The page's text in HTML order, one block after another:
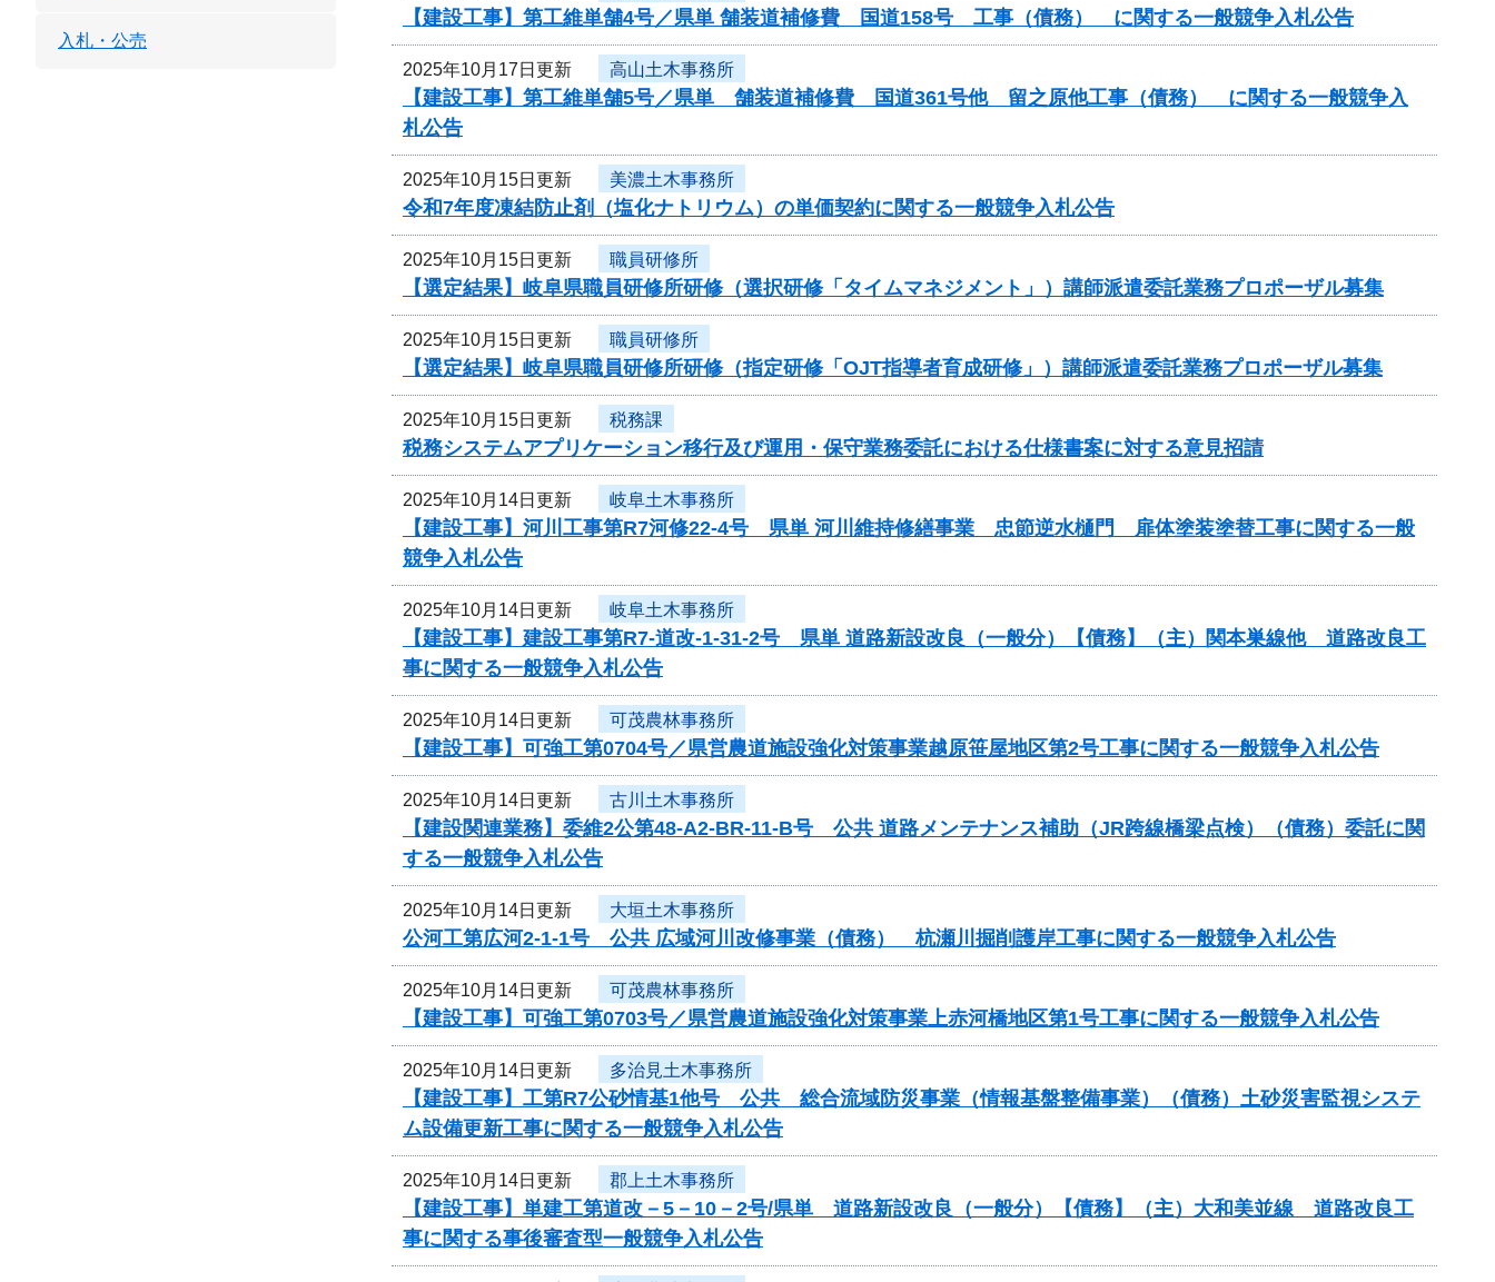
【建設工事】第工維単舗4号／県単 舗装道補修費 国道158号 工事（債務） に関する一般競争入札公告
2025年10月17日更新 高山土木事務所
【建設工事】第工維単舗5号／県単 舗装道補修費 国道361号他 留之原他工事（債務） に関する一般競争入
札公告
2025年10月15日更新 美濃土木事務所
令和7年度凍結防止剤（塩化ナトリウム）の単価契約に関する一般競争入札公告
2025年10月15日更新 職員研修所
【選定結果】岐阜県職員研修所研修（選択研修「タイムマネジメント」）講師派遣委託業務プロポーザル募集
2025年10月15日更新 職員研修所
【選定結果】岐阜県職員研修所研修（指定研修「OJT指導者育成研修」）講師派遣委託業務プロポーザル募集
2025年10月15日更新 税務課
税務システムアプリケーション移行及び運用・保守業務委託における仕様書案に対する意見招請
2025年10月14日更新 岐阜土木事務所
【建設工事】河川工事第R7河修22-4号 県単 河川維持修繕事業 忠節逆水樋門 扉体塗装塗替工事に関する一般
競争入札公告
2025年10月14日更新 岐阜土木事務所
【建設工事】建設工事第R7-道改-1-31-2号 県単 道路新設改良（一般分）【債務】（主）関本巣線他 道路改良工
事に関する一般競争入札公告
2025年10月14日更新 可茂農林事務所
【建設工事】可強工第0704号／県営農道施設強化対策事業越原笹屋地区第2号工事に関する一般競争入札公告
2025年10月14日更新 古川土木事務所
【建設関連業務】委維2公第48-A2-BR-11-B号 公共 道路メンテナンス補助（JR跨線橋梁点検）（債務）委託に関
する一般競争入札公告
2025年10月14日更新 大垣土木事務所
公河工第広河2-1-1号 公共 広域河川改修事業（債務） 杭瀬川掘削護岸工事に関する一般競争入札公告
2025年10月14日更新 可茂農林事務所
【建設工事】可強工第0703号／県営農道施設強化対策事業上赤河橋地区第1号工事に関する一般競争入札公告
2025年10月14日更新 多治見土木事務所
【建設工事】工第R7公砂情基1他号 公共 総合流域防災事業（情報基盤整備事業）（債務）土砂災害監視システ
ム設備更新工事に関する一般競争入札公告
2025年10月14日更新 郡上土木事務所
【建設工事】単建工第道改－5－10－2号/県単 道路新設改良（一般分）【債務】（主）大和美並線 道路改良工
事に関する事後審査型一般競争入札公告
入札・公売